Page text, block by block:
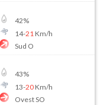
42%
14-21 Km/h
Sud O
43%
13-20Km/h
Ovest SO